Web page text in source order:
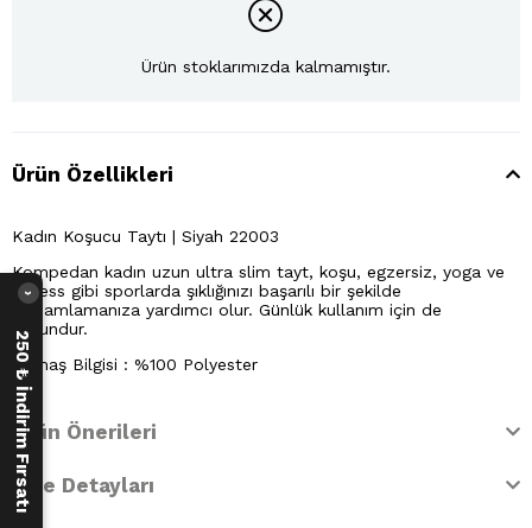
Ürün stoklarımızda kalmamıştır.
Ürün Özellikleri
Kadın Koşucu Taytı | Siyah 22003
Kompedan kadın uzun ultra slim tayt, koşu, egzersiz, yoga ve
fitness gibi sporlarda şıklığınızı başarılı bir şekilde
tamamlamanıza yardımcı olur. Günlük kullanım için de
uygundur.
Kumaş Bilgisi : %100 Polyester
Ürün Önerileri
İade Detayları
250 ₺ İndirim Fırsatı
›